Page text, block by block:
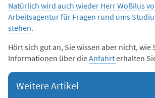
Natürlich wird auch wieder Herr Woßilus
Arbeitsagentur für Fragen rund ums
stehen.
Hört sich gut an, Sie wissen aber nicht, wie
Informationen über dieAnfahrterhalten
Weitere Artikel